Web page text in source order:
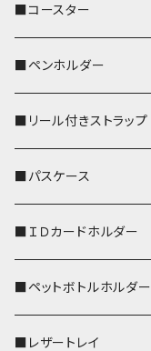
鹿
ペンギン
■コースター
■ペンホルダー
■リール付きストラップ
リールのみ
ストラップ付
■パスケース
■ＩＤカードホルダー
■ペットボトルホルダー
■レザートレイ